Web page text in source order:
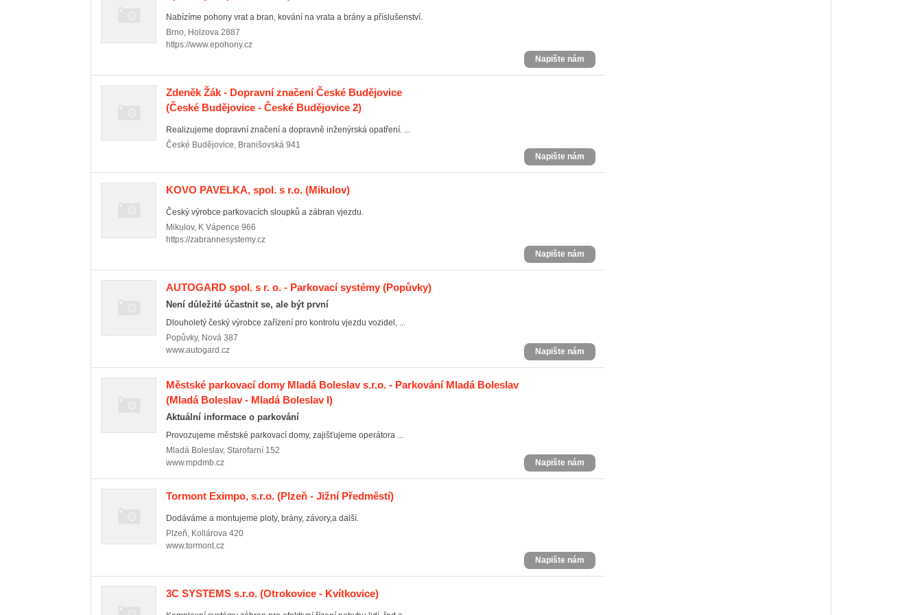
Nabízíme pohony vrat a bran, kování na vrata a brány a příslušenství.
Brno, Holzova 2887
https://www.epohony.cz
Napište nám
Zdeněk Žák - Dopravní značení České Budějovice
(České Budějovice - České Budějovice 2)
Realizujeme dopravní značení a dopravně inženýrská opatření. ...
České Budějovice, Branišovská 941
Napište nám
KOVO PAVELKA, spol. s r.o. (Mikulov)
Český výrobce parkovacích sloupků a zábran vjezdu.
Mikulov, K Vápence 966
https://zabrannesystemy.cz
Napište nám
AUTOGARD spol. s r. o. - Parkovací systémy (Popůvky)
Není důležité účastnit se, ale být první
Dlouholetý český výrobce zařízení pro kontrolu vjezdu vozidel, ...
Popůvky, Nová 387
www.autogard.cz
Napište nám
Městské parkovací domy Mladá Boleslav s.r.o. - Parkování Mladá Boleslav
(Mladá Boleslav - Mladá Boleslav I)
Aktuální informace o parkování
Provozujeme městské parkovací domy, zajišťujeme operátora ...
Mladá Boleslav, Starofarní 152
www.mpdmb.cz
Napište nám
Tormont Eximpo, s.r.o. (Plzeň - Jižní Předměstí)
Dodáváme a montujeme ploty, brány, závory,a další.
Plzeň, Kollárova 420
www.tormont.cz
Napište nám
3C SYSTEMS s.r.o. (Otrokovice - Kvítkovice)